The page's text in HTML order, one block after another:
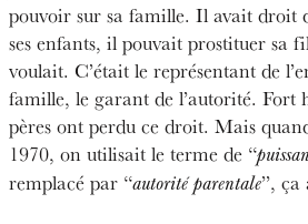
pouvoir sur sa famille. Il avait droit
ses enfants, il pouvait prostituer sa
voulait. C’était le représentant de
famille, le garant de l’autorité. Fort
pères ont perdu ce droit. Mais
1970, on utilisait le terme de “
remplacé par “autorité parentale”, ça